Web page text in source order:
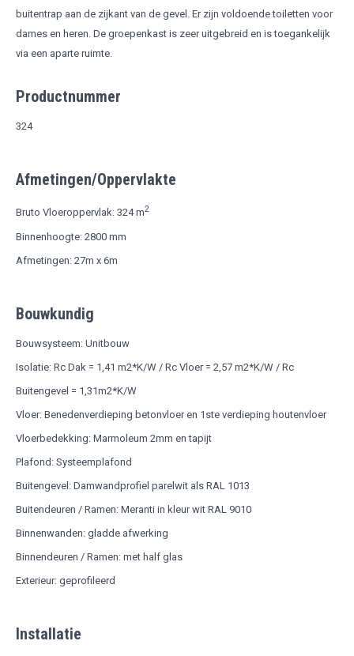
buitentrap aan de zijkant van de gevel. Er zijn voldoende toiletten voor
dames en heren. De groepenkast is zeer uitgebreid en is toegankelijk
via een aparte ruimte.
Productnummer
324
Afmetingen/Oppervlakte
Bruto Vloeroppervlak: 324 m2
Binnenhoogte: 2800 mm
Afmetingen: 27m x 6m
Bouwkundig
Bouwsysteem: Unitbouw
Isolatie: Rc Dak = 1,41 m2*K/W / Rc Vloer = 2,57 m2*K/W / Rc
Buitengevel = 1,31m2*K/W
Vloer: Benedenverdieping betonvloer en 1ste verdieping houtenvloer
Vloerbedekking: Marmoleum 2mm en tapijt
Plafond: Systeemplafond
Buitengevel: Damwandprofiel parelwit als RAL 1013
Buitendeuren / Ramen: Meranti in kleur wit RAL 9010
Binnenwanden: gladde afwerking
Binnendeuren / Ramen: met half glas
Exterieur: geprofileerd
Installatie